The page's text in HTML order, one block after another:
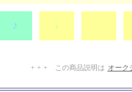
♪ ♪
+ + + この商品説明は オーク